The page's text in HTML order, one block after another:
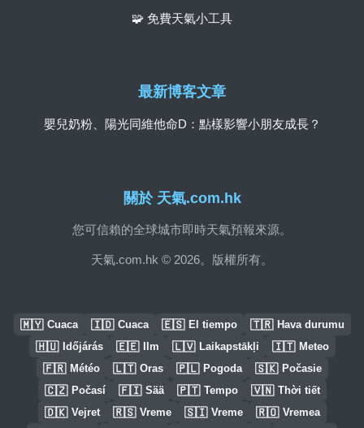
關於 天氣.com.hk
您可信賴的全球城市即時天氣預報來源。
天氣.com.hk © 2026。版權所有。
🧩 免費天氣小工具
最新博客文章
嬰兒奶粉、陽光同維他命D：點樣影響小朋友成長？
🇲🇾 Cuaca 🇮🇩 Cuaca 🇪🇸 El tiempo 🇹🇷 Hava durumu
🇭🇺 Időjárás 🇪🇪 Ilm 🇱🇻 Laikapstākļi 🇮🇹 Meteo
🇫🇷 Météo 🇱🇹 Oras 🇵🇱 Pogoda 🇸🇰 Počasie
🇨🇿 Počasí 🇫🇮 Sää 🇵🇹 Tempo 🇻🇳 Thời tiết
🇩🇰 Vejret 🇷🇸 Vreme 🇸🇮 Vreme 🇷🇴 Vremea